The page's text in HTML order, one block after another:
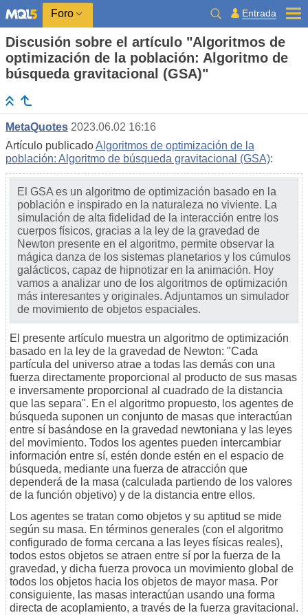
Foro Entrada
Discusión sobre el artículo "Algoritmos de
optimización de la población: Algoritmo de
búsqueda gravitacional (GSA)"
MetaQuotes 2023.06.02 16:16
Artículo publicadoAlgoritmos de optimización de la
población: Algoritmo de búsqueda gravitacional (GSA):
El GSA es un algoritmo de optimización basado en la
población e inspirado en la naturaleza no viviente. La
simulación de alta fidelidad de la interacción entre los
cuerpos físicos, gracias a la ley de la gravedad de
Newton presente en el algoritmo, permite observar la
mágica danza de los sistemas planetarios y los cúmulos
galácticos, capaz de hipnotizar en la animación. Hoy
vamos a analizar uno de los algoritmos de optimización
más interesantes y originales. Adjuntamos un simulador
de movimiento de objetos espaciales.
El presente artículo muestra un algoritmo de optimización
basado en la ley de la gravedad de Newton: "Cada
partícula del universo atrae a todas las demás con una
fuerza directamente proporcional al producto de sus masas
e inversamente proporcional al cuadrado de la distancia
que las separa". En el algoritmo propuesto, los agentes de
búsqueda suponen un conjunto de masas que interactúan
entre sí basándose en la gravedad newtoniana y las leyes
del movimiento. Todos los agentes pueden intercambiar
información entre sí, estén donde estén en el espacio de
búsqueda, mediante una fuerza de atracción que
dependerá de la masa (calculada partiendo de los valores
de la función objetivo) y de la distancia entre ellos.
Los agentes se tratan como objetos y su aptitud se mide
según su masa. En términos generales (con el algoritmo
configurado de forma cercana a las leyes físicas reales),
todos estos objetos se atraen entre sí por la fuerza de la
gravedad, y dicha fuerza provoca un movimiento global de
todos los objetos hacia los objetos de mayor masa. Por
consiguiente, las masas interactúan usando una forma
directa de acoplamiento, a través de la fuerza gravitacional.